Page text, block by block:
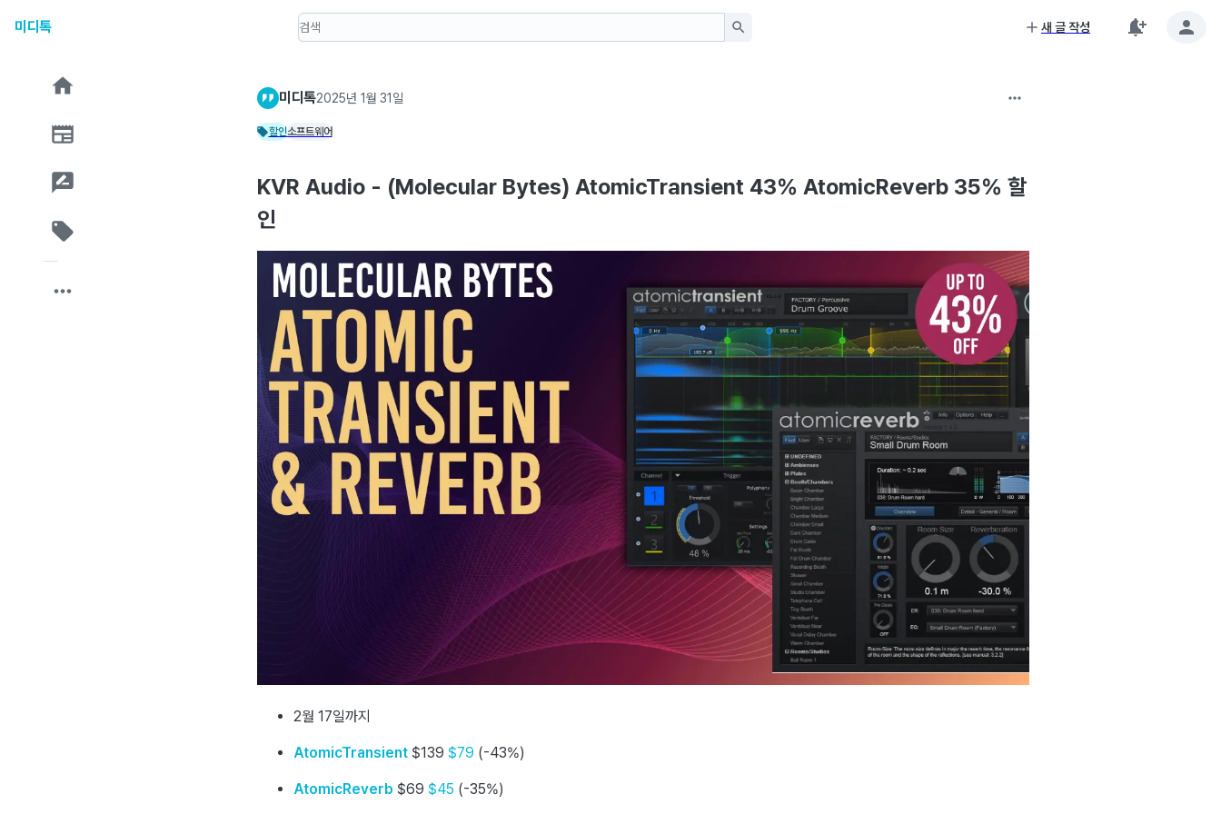
미디톡 새 글 작성
미디톡2025년 1월 31일
할인소프트웨어
KVR Audio - (Molecular Bytes) AtomicTransient 43% AtomicReverb 35% 할
인
2월 17일까지
AtomicTransient $139 $79 (-43%)
AtomicReverb $69 $45 (-35%)